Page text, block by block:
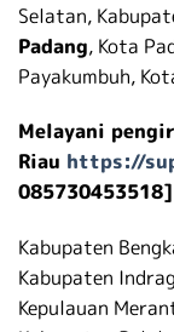
Selatan,
Padang, Kota
Payakumbuh,
Melayani
Riau https://
085730453518]
Kabupaten
Kabupaten
Kepulauan